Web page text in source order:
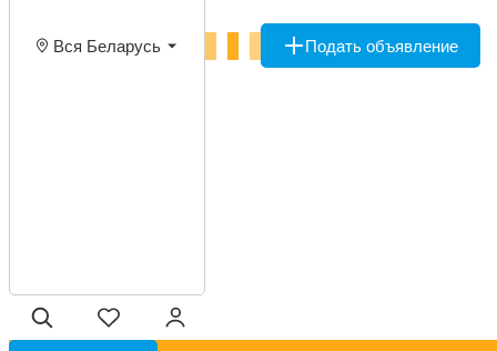
Вся Беларусь Подать объявление